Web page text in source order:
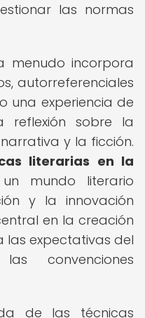
las normas
menudo incorpora
autorreferenciales
una experiencia de
sobre la
y la ficción.
literarias en la
mundo literario
y la innovación
en la creación
expectativas del
convenciones
de las técnicas